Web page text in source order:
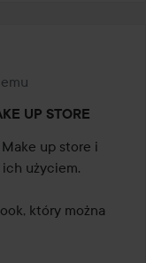
4 miesięcy
UP STORE
up store i
ich użyciem.
który można